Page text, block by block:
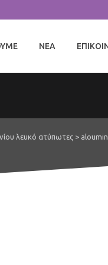
ΝΕΑ
λευκό ατύπωτες >